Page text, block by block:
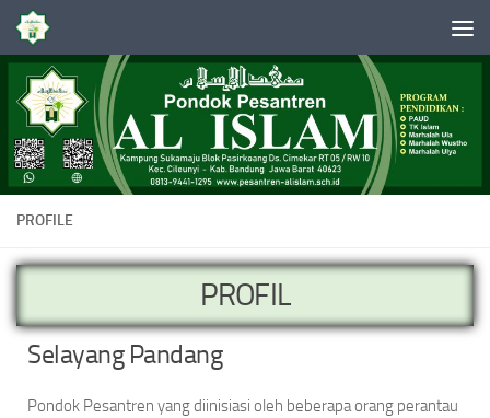
Skip to content
PROFILE
PROFIL
Selayang Pandang
Pondok Pesantren yang diinisiasi oleh beberapa orang perantau